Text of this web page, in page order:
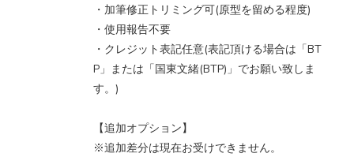
・加筆修正トリミング可(原型を留める程度)
・使用報告不要
・クレジット表記任意(表記頂ける場合は「BT
P」または「国東文緒(BTP)」でお願い致しま
す。)
【追加オプション】
※追加差分は現在お受けできません。